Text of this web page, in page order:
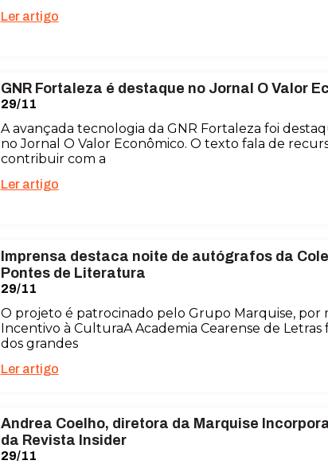
Ler artigo
GNR Fortaleza é destaque no Jornal O Valor
29/11
A avançada tecnologia da GNR Fortaleza foi
no Jornal O Valor Econômico. O texto fala de
contribuir com a
Ler artigo
Imprensa destaca noite de autógrafos da
Pontes de Literatura
29/11
O projeto é patrocinado pelo Grupo Marquise, por
Incentivo à CulturaA Academia Cearense de Letras
dos grandes
Ler artigo
Andrea Coelho, diretora da Marquise
da Revista Insider
29/11